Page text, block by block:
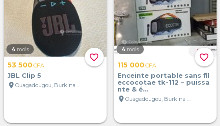
favorite_border
4 mois
53 500CFA
JBL Clip 5
location_on
Ouagadougou, Burkina Faso
favorite_border
4 mois
115 000CFA
Enceinte portable sans fil
eccocotae tk-112 – puissa
nte & é...
location_on
Ouagadougou, Burkina Faso